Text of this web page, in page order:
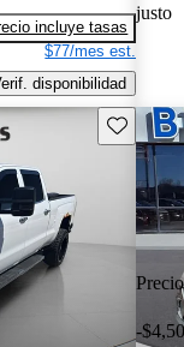
incluye tasas
$77/mes est.
disponibilidad
justo
Guarda
-